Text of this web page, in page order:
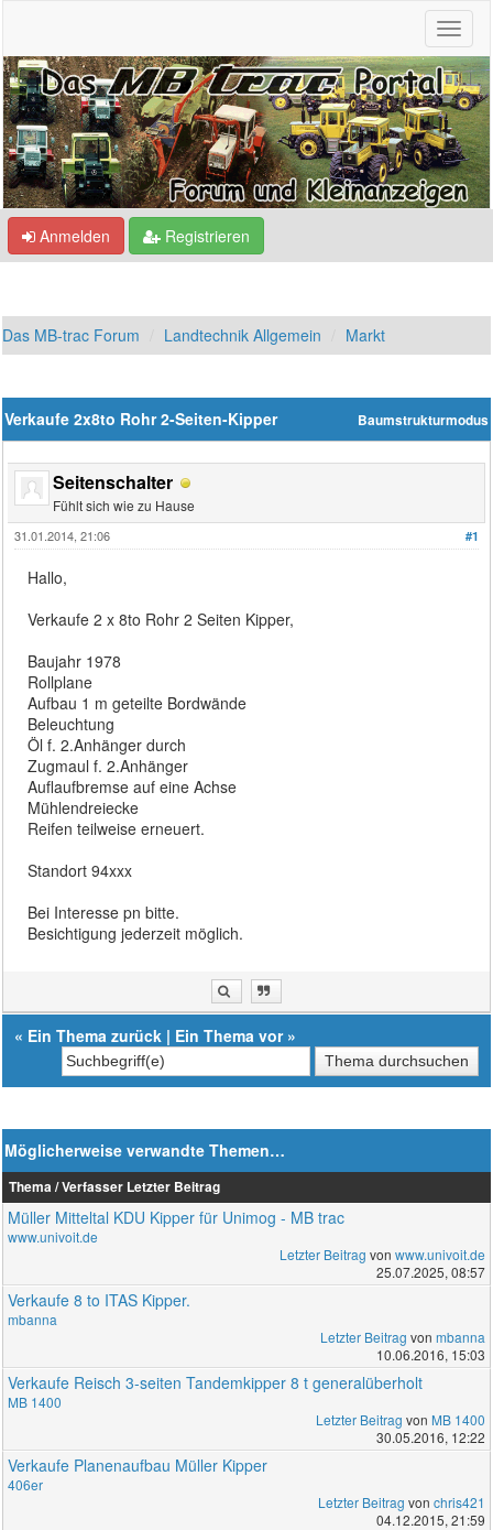
Anmelden Registrieren
Das MB-trac Forum Landtechnik Allgemein Markt
Baumstrukturmodus
Verkaufe 2x8to Rohr 2-Seiten-Kipper
Seitenschalter
Fühlt sich wie zu Hause
#1
31.01.2014, 21:06
Hallo,
Verkaufe 2 x 8to Rohr 2 Seiten Kipper,
Baujahr 1978
Rollplane
Aufbau 1 m geteilte Bordwände
Beleuchtung
Öl f. 2.Anhänger durch
Zugmaul f. 2.Anhänger
Auflaufbremse auf eine Achse
Mühlendreiecke
Reifen teilweise erneuert.
Standort 94xxx
Bei Interesse pn bitte.
Besichtigung jederzeit möglich.
« Ein Thema zurück | Ein Thema vor»
Möglicherweise verwandte Themen…
Thema / Verfasser Letzter Beitrag
Müller Mitteltal KDU Kipper für Unimog - MB trac
www.univoit.de
Letzter Beitrag von www.univoit.de
25.07.2025, 08:57
Verkaufe 8 to ITAS Kipper.
mbanna
Letzter Beitrag von mbanna
10.06.2016, 15:03
Verkaufe Reisch 3-seiten Tandemkipper 8 t generalüberholt
MB 1400
Letzter Beitrag von MB 1400
30.05.2016, 12:22
Verkaufe Planenaufbau Müller Kipper
406er
Letzter Beitrag von chris421
04.12.2015, 21:59